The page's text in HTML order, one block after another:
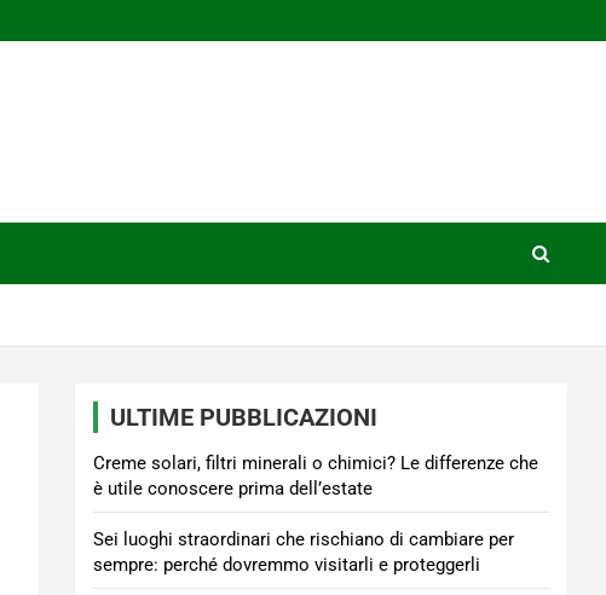
ULTIME PUBBLICAZIONI
Creme solari, filtri minerali o chimici? Le differenze che
è utile conoscere prima dell’estate
Sei luoghi straordinari che rischiano di cambiare per
sempre: perché dovremmo visitarli e proteggerli